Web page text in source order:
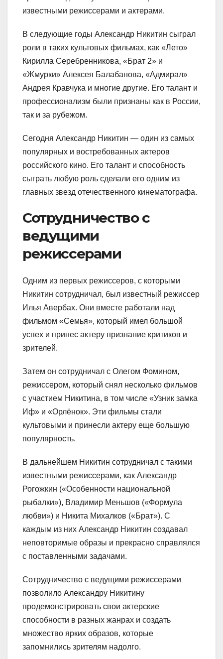
известными режиссерами и актерами.
В следующие годы Александр Никитин сыграл
роли в таких культовых фильмах, как «Лето»
Кирилла Серебренникова, «Брат 2» и
«Жмурки» Алексея Балабанова, «Адмирал»
Андрея Кравчука и многие другие. Его талант и
профессионализм были признаны как в России,
так и за рубежом.
Сегодня Александр Никитин — один из самых
популярных и востребованных актеров
российского кино. Его талант и способность
сыграть любую роль сделали его одним из
главных звезд отечественного кинематографа.
Сотрудничество с
ведущими
режиссерами
Одним из первых режиссеров, с которыми
Никитин сотрудничал, был известный режиссер
Илья Авербах. Они вместе работали над
фильмом «Семья», который имел большой
успех и принес актеру признание критиков и
зрителей.
Затем он сотрудничал с Олегом Фомином,
режиссером, который снял несколько фильмов
с участием Никитина, в том числе «Узник замка
Иф» и «Орлёнок». Эти фильмы стали
культовыми и принесли актеру еще большую
популярность.
В дальнейшем Никитин сотрудничал с такими
известными режиссерами, как Александр
Рогожкин («Особенности национальной
рыбалки»), Владимир Меньшов («Формула
любви») и Никита Михалков («Брат»). С
каждым из них Александр Никитин создавал
неповторимые образы и прекрасно справлялся
с поставленными задачами.
Сотрудничество с ведущими режиссерами
позволило Александру Никитину
продемонстрировать свои актерские
способности в разных жанрах и создать
множество ярких образов, которые
запомнились зрителям надолго.